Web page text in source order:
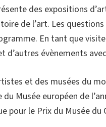
des expositions
de l’art. Les
En tant que
d’autres évènements
et des musées du
Musée européen de
pour le Prix du Musée du